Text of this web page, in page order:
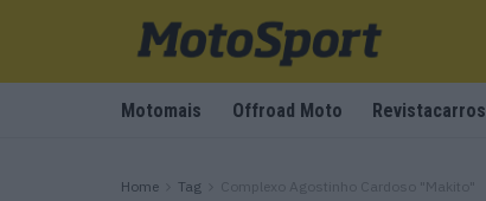
Motomais Offroad Moto Revistacarros
Home Tag Complexo Agostinho Cardoso "Makito"